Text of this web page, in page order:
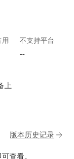
不支持平台
--
上
版本历史记录
查看。